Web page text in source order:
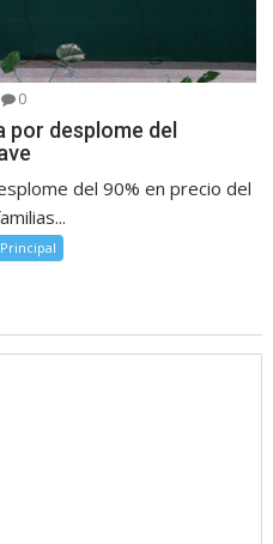
0
por desplome del
del 90% en precio del
Principal